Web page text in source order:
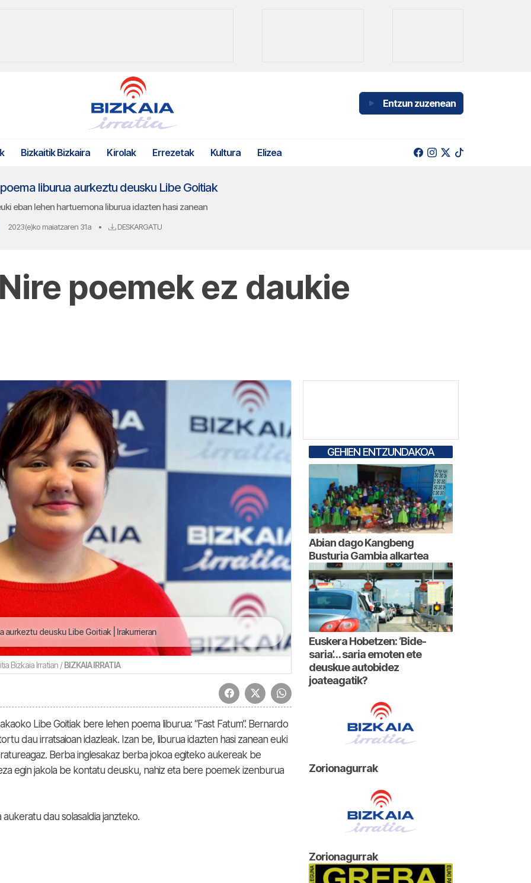
Entzun zuzenean
Bizkaitik Bizkaira Kirolak Errezetak Kultura Elizea
liburua aurkeztu deusku Libe Goitiak
eban lehen hartuemona liburua idazten hasi zanean
2023(e)ko maiatzaren 31a • DESKARGATU
poemek ez daukie
aurkeztu deusku Libe Goitiak | Irakurrieran
Bizkaia Irratian /BIZKAIA IRRATIA
Libe Goitiak bere lehen poema liburua: “Fast Fatum”. Bernardo
dau irratsaioan idazleak. Izan be, liburua idazten hasi zanean euki
Berba inglesakaz berba jokoa egiteko aukereak be
egin jakola be kontatu deusku, nahiz eta bere poemek izenburua
dau solasaldia janzteko.
GEHIEN ENTZUNDAKOA
Abian dago Kangbeng
Busturia Gambia alkartea
Euskera Hobetzen: ‘Bide-
saria’… saria emoten ete
deuskue autobidez
joateagatik?
Zorionagurrak
Zorionagurrak